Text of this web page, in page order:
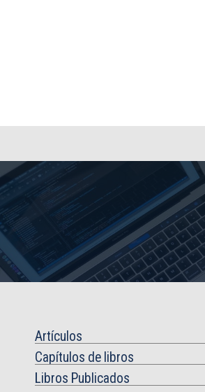
Artículos
Capítulos de libros
Libros Publicados